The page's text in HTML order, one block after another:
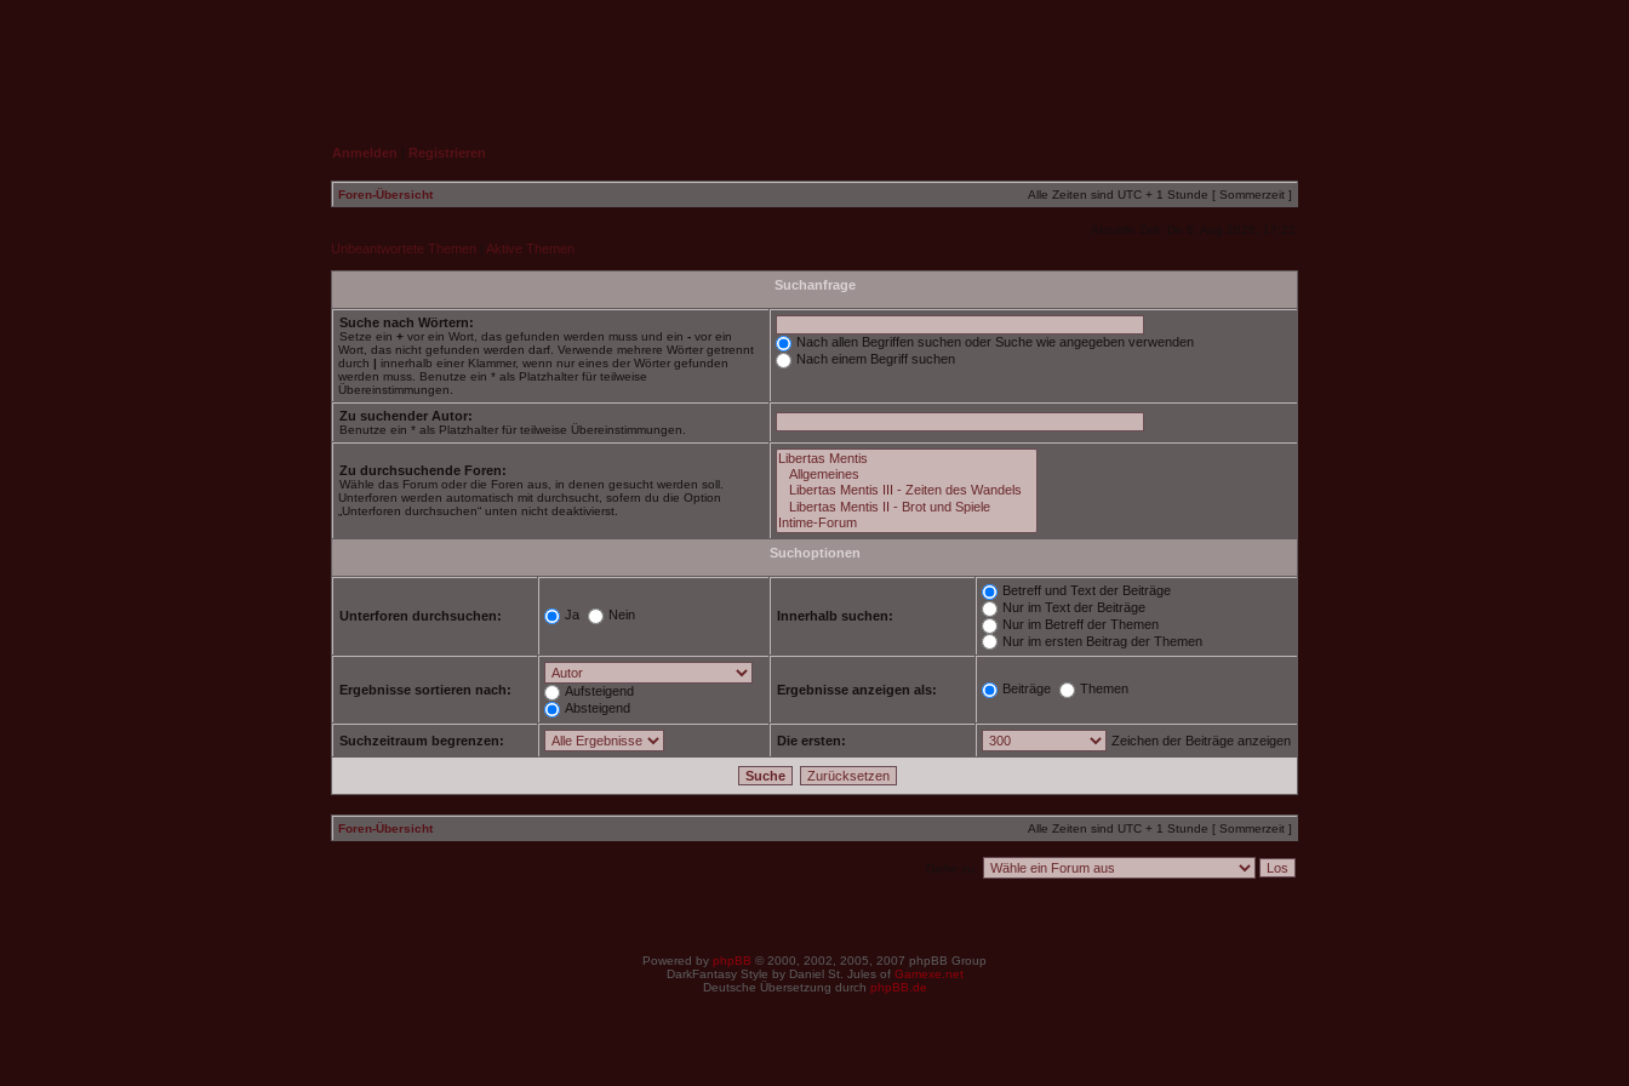
Anmelden Registrieren
Foren-Übersicht Alle Zeiten sind UTC + 1 Stunde [ Sommerzeit ]
Unbeantwortete Themen Aktive Themen
Suchanfrage
Suche nach Wörtern:
Setze ein + vor ein Wort, das gefunden werden muss und ein - vor ein
Wort, das nicht gefunden werden darf. Verwende mehrere Wörter getrennt
durch | innerhalb einer Klammer, wenn nur eines der Wörter gefunden
werden muss. Benutze ein * als Platzhalter für teilweise
Übereinstimmungen.
Nach allen Begriffen suchen oder Suche wie angegeben verwenden
Nach einem Begriff suchen
Zu suchender Autor:
Benutze ein * als Platzhalter für teilweise Übereinstimmungen.
Zu durchsuchende Foren:
Wähle das Forum oder die Foren aus, in denen gesucht werden soll.
Unterforen werden automatisch mit durchsucht, sofern du die Option
„Unterforen durchsuchen“ unten nicht deaktivierst.
Suchoptionen
Unterforen durchsuchen: Ja Nein Innerhalb suchen:
Betreff und Text der Beiträge
Nur im Text der Beiträge
Nur im Betreff der Themen
Nur im ersten Beitrag der Themen
Ergebnisse sortieren nach:
Aufsteigend
Absteigend
Ergebnisse anzeigen als: Beiträge Themen
Suchzeitraum begrenzen: Die ersten: Zeichen der Beiträge anzeigen
Foren-Übersicht Alle Zeiten sind UTC + 1 Stunde [ Sommerzeit ]
Powered by phpBB © 2000, 2002, 2005, 2007 phpBB Group
DarkFantasy Style by Daniel St. Jules of Gamexe.net
Deutsche Übersetzung durch phpBB.de